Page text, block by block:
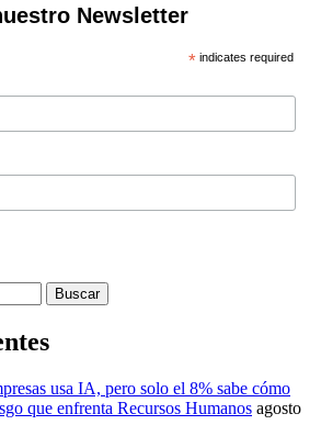
Newsletter
* indicates required
usa IA, pero solo el 8% sabe cómo
que enfrenta Recursos Humanos agosto